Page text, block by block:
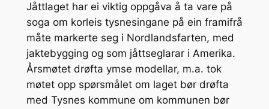
Jåttlaget har ei viktig oppgåva å ta vare på
soga om korleis tysnesingane på ein framifrå
måte markerte seg i Nordlandsfarten, med
jaktebygging og som jåttseglarar i Amerika.
Årsmøtet drøfta ymse modellar, m.a. tok
møtet opp spørsmålet om laget bør drøfta
med Tysnes kommune om kommunen bør